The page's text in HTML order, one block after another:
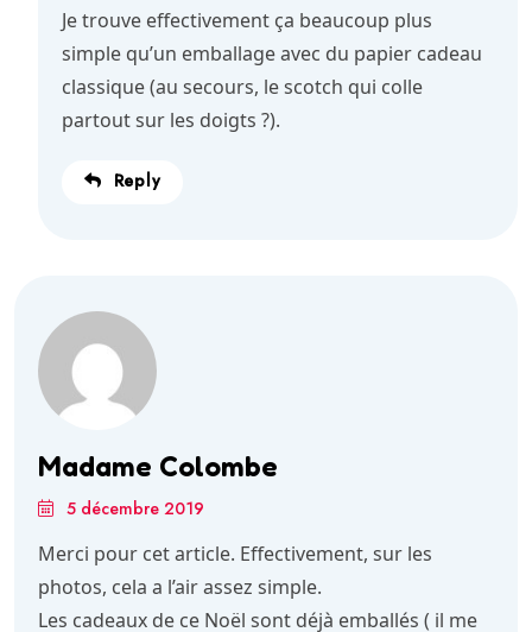
Je trouve effectivement ça beaucoup plus
simple qu’un emballage avec du papier cadeau
classique (au secours, le scotch qui colle
partout sur les doigts ?).
Reply
Madame Colombe
5 décembre 2019
Merci pour cet article. Effectivement, sur les
photos, cela a l’air assez simple.
Les cadeaux de ce Noël sont déjà emballés ( il me